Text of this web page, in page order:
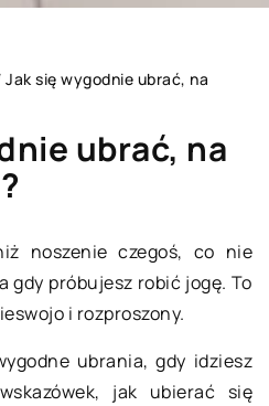
Jak się wygodnie ubrać, na
ubrać, na
noszenie czegoś, co nie
gdy próbujesz robić jogę. To
i rozproszony.
ubrania, gdy idziesz
jak ubierać się